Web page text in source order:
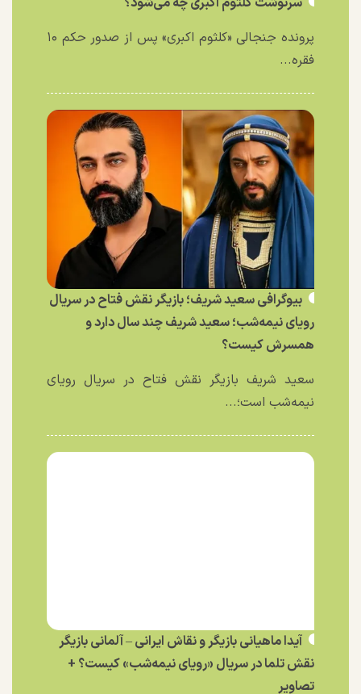
پرونده جنجالی «کلثوم اکبری» پس از صدور حکم ۱۰
فقره...
بیوگرافی سعید شریف؛ بازیگر نقش فتاح در سریال
رویای نیمه‌شب؛ سعید شریف چند سال دارد و
همسرش کیست؟
سعید شریف بازیگر نقش فتاح در سریال رویای
نیمه‌شب است؛...
آیدا ماهیانی بازیگر و نقاش ایرانی – آلمانی بازیگر
نقش تلما در سریال «رویای نیمه‌شب» کیست؟ +
تصاویر